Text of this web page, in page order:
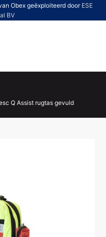
Obex geëxploiteerd door ESE
BV
Q Assist rugtas gevuld